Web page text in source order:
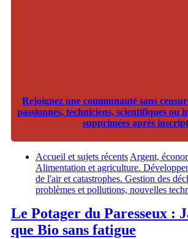
Rejoignez une communauté sans
passionnés, techniciens, scientifiques ou
supprimées après
Accueil et sujets récentsArgent,
Alimentation et agriculture.
de l'air et catastrophes. Gestion des
problèmes et pollutions, nouvelles
Le Potager du Paresseux :
que Bio sans fatigue